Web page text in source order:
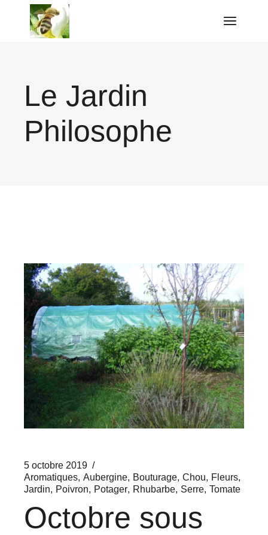
contenu
Le Jardin
Philosophe
5 octobre 2019
Aromatiques Aubergine Bouturage Chou
Fleurs
Jardin
Poivron Potager Rhubarbe Serre Tomate
Octobre sous